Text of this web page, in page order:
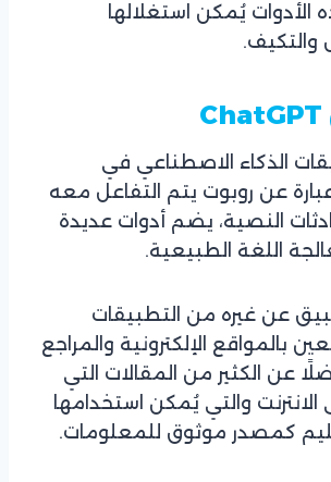
الأدوات يُمكن استغلالها
ChatGPT
الذكاء الاصطناعي في
عن روبوت يتم التفاعل معه
النصية، يضم أدوات عديدة
اللغة الطبيعية.
عن غيره من التطبيقات
بالمواقع الإلكترونية والمراجع
عن الكثير من المقالات التي
والتي يُمكن استخدامها
كمصدر موثوق للمعلومات.